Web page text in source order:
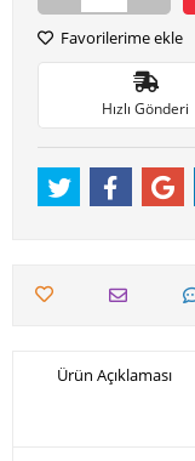
Favorilerime ekle
Hızlı Gönderi
Ürün Açıklaması